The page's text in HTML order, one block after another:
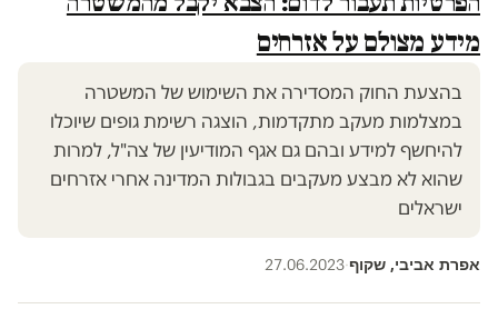
מידע מצולם על אזרחים
בהצעת החוק המסדירה את השימוש של המשטרה
במצלמות מעקב מתקדמות, הוצגה רשימת גופים שיוכלו
להיחשף למידע ובהם גם אגף המודיעין של צה"ל, למרות
שהוא לא מבצע מעקבים בגבולות המדינה אחרי אזרחים
ישראלים
אפרת אביבי, שקוף·
27.06.2023